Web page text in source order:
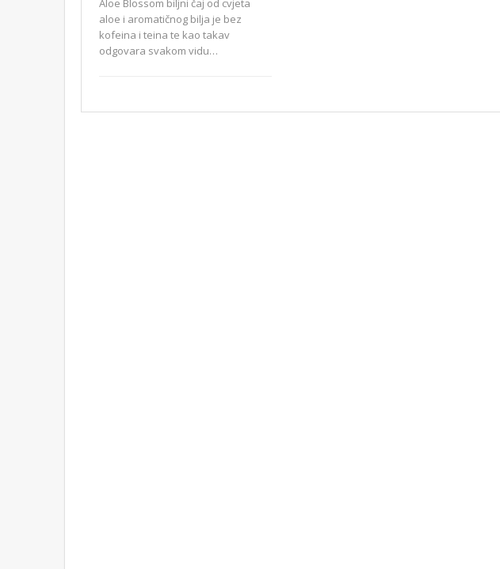
aloe i aromatičnog bilja je bez
kofeina i teina te kao takav
odgovara svakom vidu…